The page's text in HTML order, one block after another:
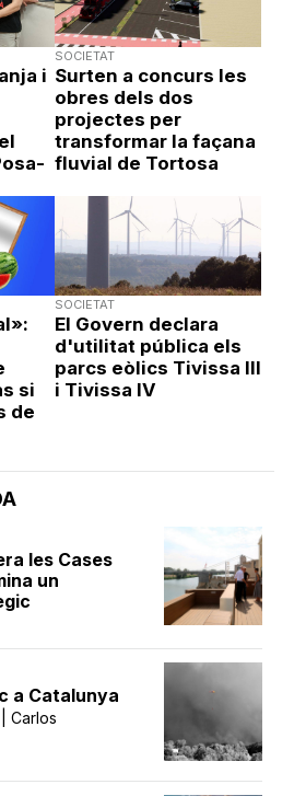
les Cases
un
a Catalunya
Carlos
i
SOCIETAT
Surten a concurs les
obres dels dos
projectes per
transformar la façana
fluvial de Tortosa
si
de
SOCIETAT
El Govern declara
d'utilitat pública els
parcs eòlics Tivissa III
i Tivissa IV